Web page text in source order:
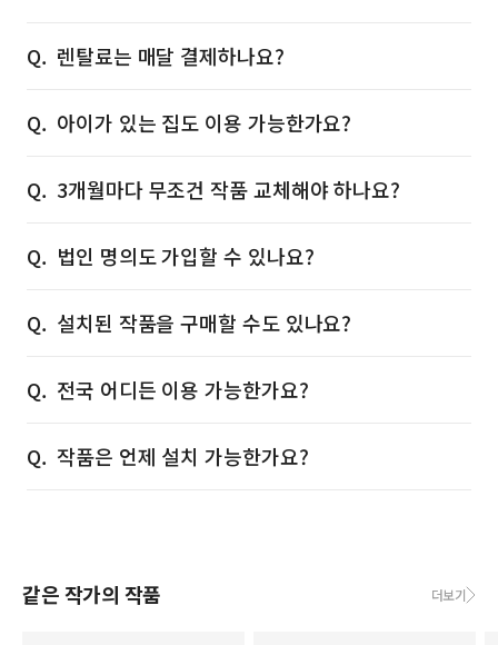
렌탈료는 매달 결제하나요?
아이가 있는 집도 이용 가능한가요?
3개월마다 무조건 작품 교체해야 하나요?
법인 명의도 가입할 수 있나요?
설치된 작품을 구매할 수도 있나요?
전국 어디든 이용 가능한가요?
작품은 언제 설치 가능한가요?
같은 작가의 작품 더보기